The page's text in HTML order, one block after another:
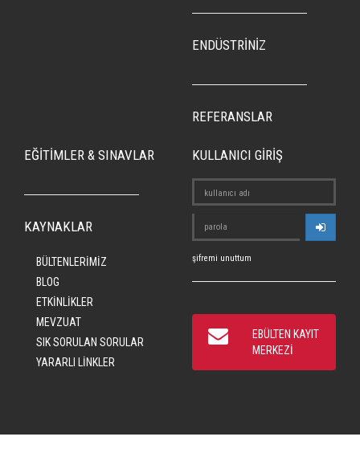
ENDÜSTRİNİZ
REFERANSLAR
EĞİTİMLER & SINAVLAR
KAYNAKLAR
BÜLTENLERİMİZ
BLOG
ETKİNLİKLER
MEVZUAT
SIK SORULAN SORULAR
YARARLI LİNKLER
KULLANICI GİRİŞ
şifremi unuttum
EBÜLTEN KAYIT
MERKEZİ